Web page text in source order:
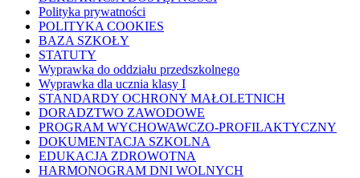
Polityka prywatności
POLITYKA COOKIES
BAZA SZKOŁY
STATUTY
Wyprawka do oddziału przedszkolnego
Wyprawka dla ucznia klasy I
STANDARDY OCHRONY MAŁOLETNICH
DORADZTWO ZAWODOWE
PROGRAM WYCHOWAWCZO-PROFILAKTYCZNY
DOKUMENTACJA SZKOLNA
EDUKACJA ZDROWOTNA
HARMONOGRAM DNI WOLNYCH